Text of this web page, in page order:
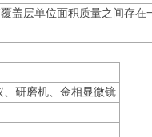
盖层单位面积质量之间存在
研磨机、金相显微镜